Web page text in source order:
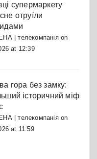
супермаркету
отруїли
| телекомпаніяon
at 12:39
гора без замку:
історичний міф
| телекомпаніяon
at 11:59